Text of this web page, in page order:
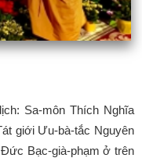
Sa-môn Thích Nghĩa
giới Ưu-bà-tắc Nguyên
Bạc-già-phạm ở trên